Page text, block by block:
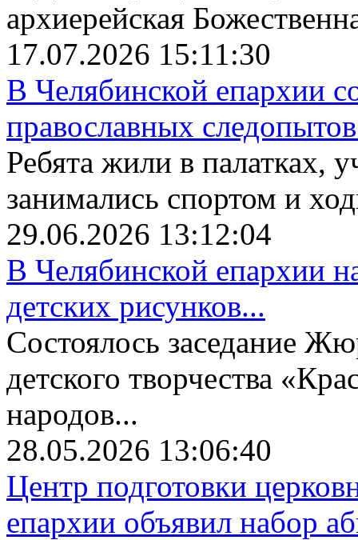
архиерейская
17.07.2026 15:11:30
В Челябинской епархии
православных
Ребята жили в палатках,
занимались спортом и
29.06.2026 13:12:04
В Челябинской епархии
детских рисунков...
Состоялось заседание
детского творчества
народов...
28.05.2026 13:06:40
Центр подготовки
епархии объявил набор